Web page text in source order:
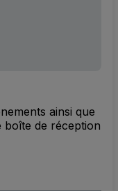
ainsi que
boîte de réception